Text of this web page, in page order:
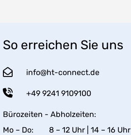
So erreichen Sie uns
info@ht-connect.de
+49 9241 9109100
Bürozeiten - Abholzeiten:
Mo – Do:
8 – 12 Uhr | 14 – 16 Uhr